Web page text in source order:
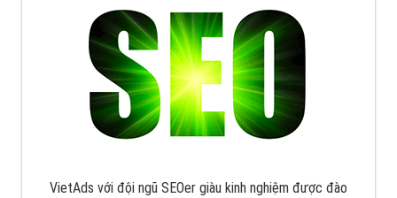
VietAds với đội ngũ SEOer giàu kinh nghiệm được đào